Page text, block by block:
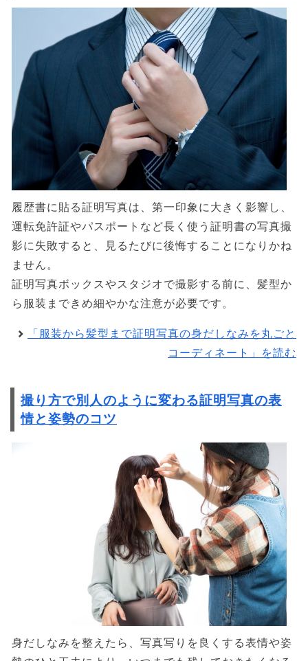
履歴書に貼る証明写真は、第一印象に大きく影響し、
運転免許証やパスポートなど長く使う証明書の写真撮
影に失敗すると、見るたびに後悔することになりかね
ません。
証明写真ボックスやスタジオで撮影する前に、髪型か
ら服装まできめ細やかな注意が必要です。
「服装から髪型まで証明写真の身だしなみを丸ごと
コーディネート」を読む
撮り方で別人のように変わる証明写真の表
情と姿勢のコツ
身だしなみを整えたら、写真写りを良くする表情や姿